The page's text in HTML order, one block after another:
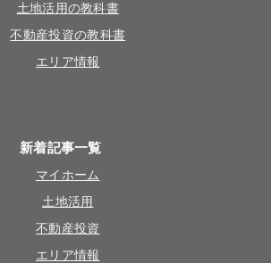
土地活用の教科書
不動産投資の教科書
エリア情報
新着記事一覧
マイホーム
土地活用
不動産投資
エリア情報